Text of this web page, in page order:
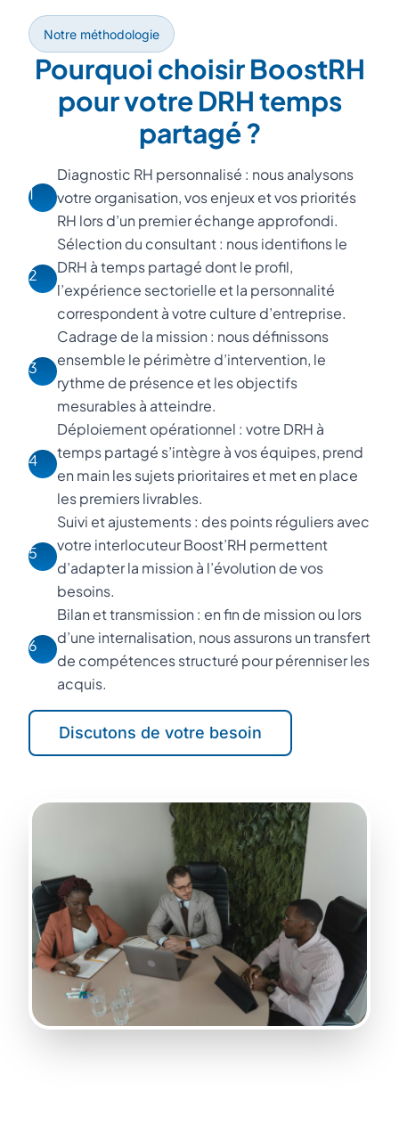
Notre méthodologie
Pourquoi choisir BoostRH
pour votre DRH temps
partagé ?
1
Diagnostic RH personnalisé : nous analysons
votre organisation, vos enjeux et vos priorités
RH lors d’un premier échange approfondi.
2
Sélection du consultant : nous identifions le
DRH à temps partagé dont le profil,
l’expérience sectorielle et la personnalité
correspondent à votre culture d’entreprise.
3
Cadrage de la mission : nous définissons
ensemble le périmètre d’intervention, le
rythme de présence et les objectifs
mesurables à atteindre.
4
Déploiement opérationnel : votre DRH à
temps partagé s’intègre à vos équipes, prend
en main les sujets prioritaires et met en place
les premiers livrables.
5
Suivi et ajustements : des points réguliers avec
votre interlocuteur Boost’RH permettent
d’adapter la mission à l’évolution de vos
besoins.
6
Bilan et transmission : en fin de mission ou lors
d’une internalisation, nous assurons un transfert
de compétences structuré pour pérenniser les
acquis.
Discutons de votre besoin